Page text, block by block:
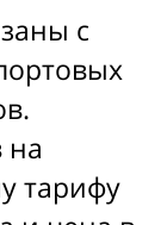
с
на
тарифу